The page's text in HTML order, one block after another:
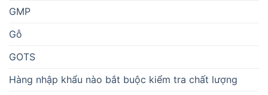
GMP
Gỗ
GOTS
Hàng nhập khẩu nào bắt buộc kiểm tra chất lượng